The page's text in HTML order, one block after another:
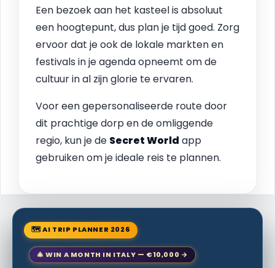
Een bezoek aan het kasteel is absoluut
een hoogtepunt, dus plan je tijd goed. Zorg
ervoor dat je ook de lokale markten en
festivals in je agenda opneemt om de
cultuur in al zijn glorie te ervaren.
Voor een gepersonaliseerde route door
dit prachtige dorp en de omliggende
regio, kun je de Secret World app
gebruiken om je ideale reis te plannen.
🗺 AI TRIP PLANNER 2026
🎄 WIN A MONTH IN ITALY — €10,000 →